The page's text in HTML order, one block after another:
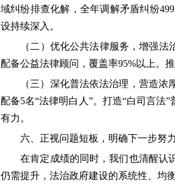
域纠纷排查化解，全年调解矛盾纠纷
设持续深入。
（二）优化公共法律服务，增强法治
配备公益法律顾问，覆盖率95%以上。
（三）深化普法依法治理，营造浓厚
配备5名“法律明白人”。打造“白司言法
有力。
六、正视问题短板，明确下一步努
在肯定成绩的同时，我们也清醒认识
仍需提升，法治政府建设的系统性、均